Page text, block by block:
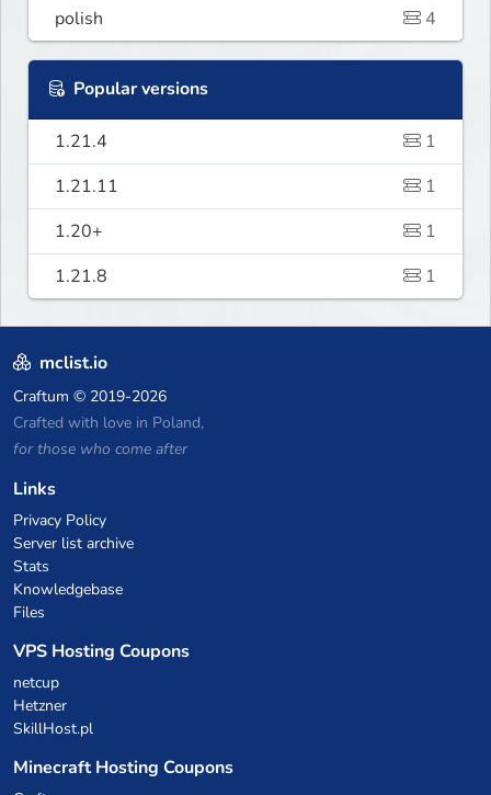
polish
4
Popular versions
1.21.4
1
1.21.11
1
1.20+
1
1.21.8
1
mclist.io
Craftum © 2019-2026
Crafted with love in Poland,
for those who come after
Links
Privacy Policy
Server list archive
Stats
Knowledgebase
Files
VPS Hosting Coupons
netcup
Hetzner
SkillHost.pl
Minecraft Hosting Coupons